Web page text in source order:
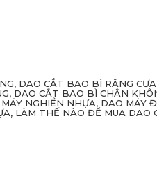
DAO CẮT BAO BÌ RĂNG
DAO CẮT BAO BÌ CHÂN
NGHIỀN NHỰA, DAO MÁY
LÀM THẾ NÀO ĐỂ MUA DAO